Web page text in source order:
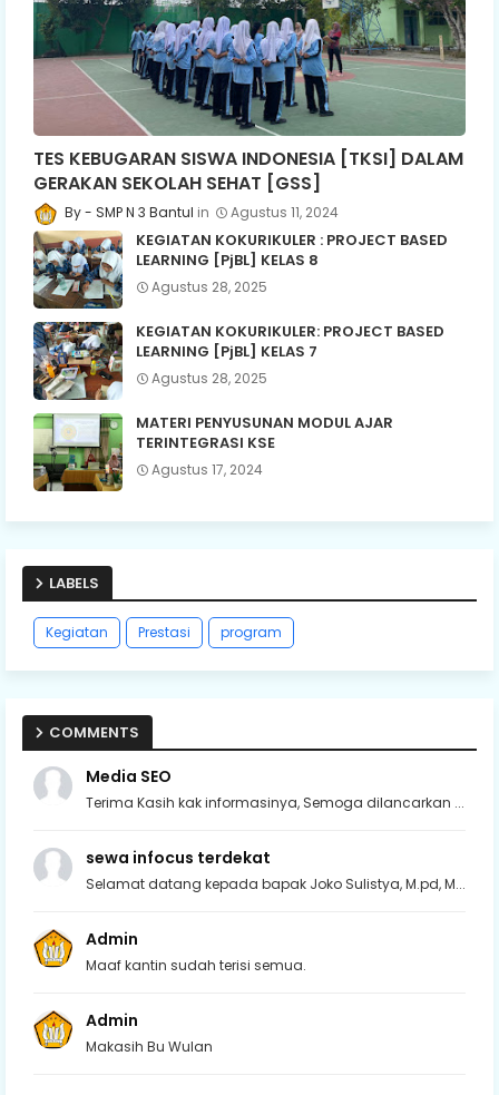
TES KEBUGARAN SISWA INDONESIA [TKSI] DALAM
GERAKAN SEKOLAH SEHAT [GSS]
SMP N 3 Bantul Agustus 11, 2024
KEGIATAN KOKURIKULER : PROJECT BASED
LEARNING [PjBL] KELAS 8
Agustus 28, 2025
KEGIATAN KOKURIKULER: PROJECT BASED
LEARNING [PjBL] KELAS 7
Agustus 28, 2025
MATERI PENYUSUNAN MODUL AJAR
TERINTEGRASI KSE
Agustus 17, 2024
LABELS
Kegiatan Prestasi program
COMMENTS
Media SEO
Terima Kasih kak informasinya, Semoga dilancarkan ...
sewa infocus terdekat
Selamat datang kepada bapak Joko Sulistya, M.pd, M...
Admin
Maaf kantin sudah terisi semua.
Admin
Makasih Bu Wulan